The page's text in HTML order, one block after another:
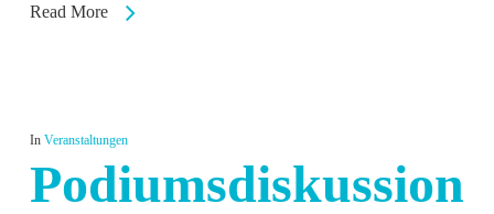
Read More
In Veranstaltungen
Podiumsdiskussion: